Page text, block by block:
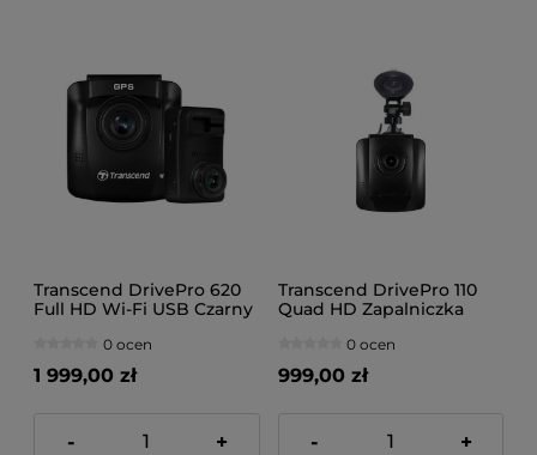
Transcend DrivePro 620
Full HD Wi-Fi USB Czarny
0 ocen
1 999,00 zł
- +
Transcend DrivePro 110
Quad HD Zapalniczka
0 ocen
999,00 zł
- +